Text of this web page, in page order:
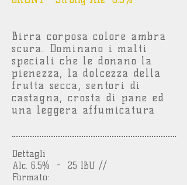
Birra corposa colore ambra
scura. Dominano i malti
speciali che le donano la
pienezza, la dolcezza della
frutta secca, sentori di
castagna, crosta di pane ed
una leggera affumicatura
Dettagli
Alc. 6.5%
- 25 IBU //
Formato: